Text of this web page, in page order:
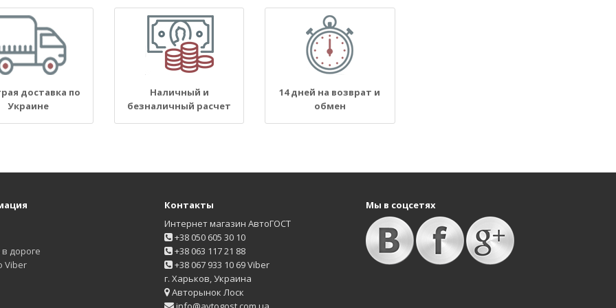
доставка по
Украине
Наличный и
безналичный расчет
14 дней на возврат и
обмен
дороге
Viber
Контакты
Интернет магазин АвтоГОСТ
+38 050 605 30 10
+38 063 117 21 88
+38 067 933 10 69 Viber
г. Харьков, Украина
Авторынок Лоск
Мы в соцсетях